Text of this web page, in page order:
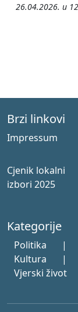
26.04.2026. u
Brzi linkovi
Impressum
Cjenik lokalni
izbori 2025
Kategorije
Politika |
Kultura
|
Vjerski život